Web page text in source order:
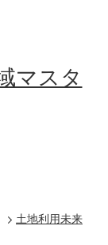
マスタ
土地利用未来